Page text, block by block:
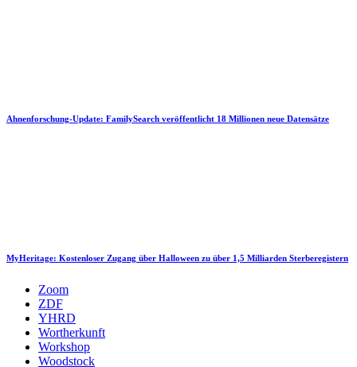
Ahnenforschung-Update: FamilySearch veröffentlicht 18 Millionen neue Datensätze
MyHeritage: Kostenloser Zugang über Halloween zu über 1,5 Milliarden Sterberegistern
Zoom
ZDF
YHRD
Wortherkunft
Workshop
Woodstock